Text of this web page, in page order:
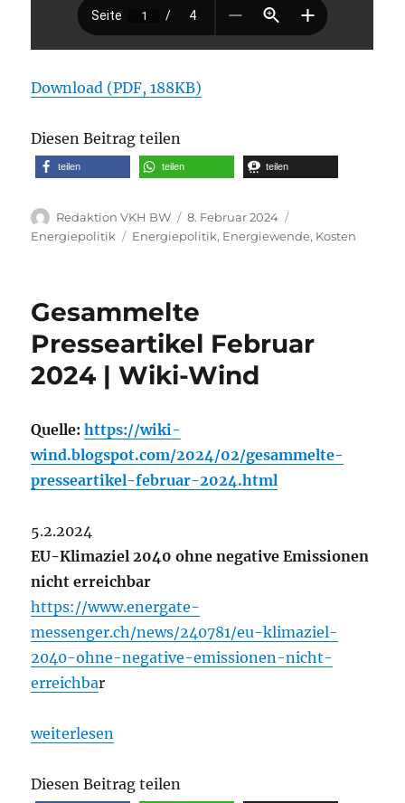
Download (PDF, 188KB)
Diesen Beitrag teilen
teilen teilen teilen
Autor
Redaktion VKH BW
Veröffentlicht
am
8. Februar 2024
Energiepolitik
Schlagwörter
Energiepolitik, Energiewende, Kosten
Gesammelte
Presseartikel Februar
2024 | Wiki-Wind
Quelle:https://wiki-
wind.blogspot.com/2024/02/gesammelte-
presseartikel-februar-2024.html
5.2.2024
EU-Klimaziel 2040 ohne negative Emissionen
nicht erreichbar
https://www.energate-
messenger.ch/news/240781/eu-klimaziel-
2040-ohne-negative-emissionen-nicht-
erreichbar
„Gesammelte Presseartikel Februar 2024 | Wiki-
weiterlesen
Diesen Beitrag teilen